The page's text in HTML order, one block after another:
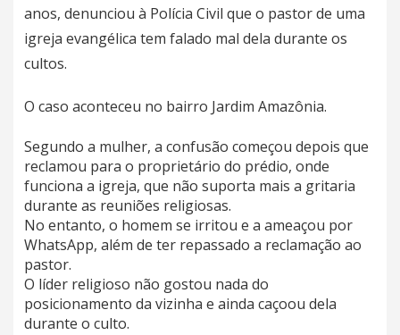
anos, denunciou à Polícia Civil que o pastor de uma
igreja evangélica tem falado mal dela durante os
cultos.
O caso aconteceu no bairro Jardim Amazônia.
Segundo a mulher, a confusão começou depois que
reclamou para o proprietário do prédio, onde
funciona a igreja, que não suporta mais a gritaria
durante as reuniões religiosas.
No entanto, o homem se irritou e a ameaçou por
WhatsApp, além de ter repassado a reclamação ao
pastor.
O líder religioso não gostou nada do
posicionamento da vizinha e ainda caçoou dela
durante o culto.